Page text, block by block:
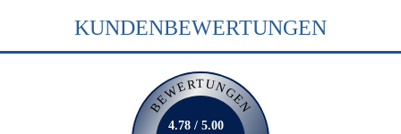
KUNDENBEWERTUNGEN
BEWERTUNGEN
4.78 / 5.00